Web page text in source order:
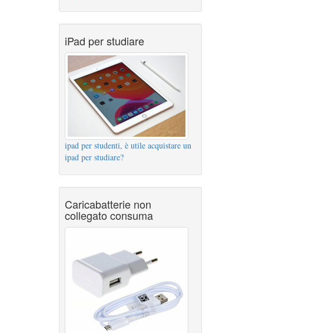
iPad per studiare
ipad per studenti, è utile acquistare un
ipad per studiare?
Caricabatterie non
collegato consuma